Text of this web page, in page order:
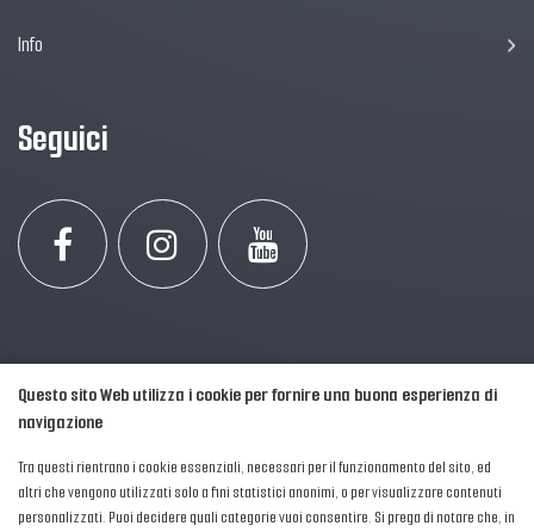
Info
Seguici
2016-2026 © AIPFM - Festa della Musica Italia Tutti i Diritti Riservati.
Questo sito Web utilizza i cookie per fornire una buona esperienza di
navigazione
Tra questi rientrano i cookie essenziali, necessari per il funzionamento del sito, ed
altri che vengono utilizzati solo a fini statistici anonimi, o per visualizzare contenuti
personalizzati. Puoi decidere quali categorie vuoi consentire. Si prega di notare che, in